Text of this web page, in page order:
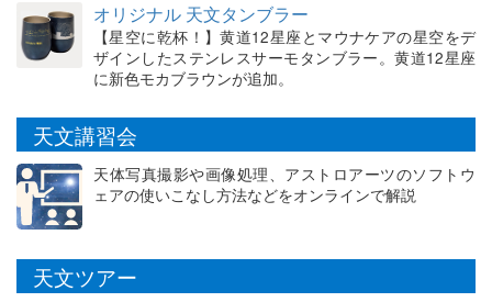
オリジナル 天文タンブラー
【星空に乾杯！】黄道12星座とマウナケアの星空をデ
ザインしたステンレスサーモタンブラー。黄道12星座
に新色モカブラウンが追加。
天文講習会
天体写真撮影や画像処理、アストロアーツのソフトウ
ェアの使いこなし方法などをオンラインで解説
天文ツアー